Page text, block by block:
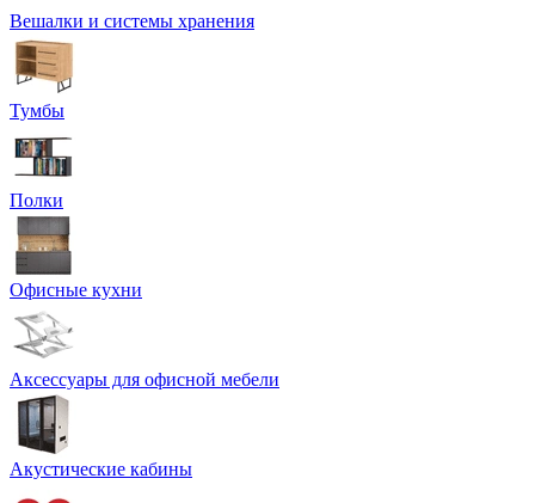
Вешалки и системы хранения
Тумбы
Полки
Офисные кухни
Аксессуары для офисной мебели
Акустические кабины